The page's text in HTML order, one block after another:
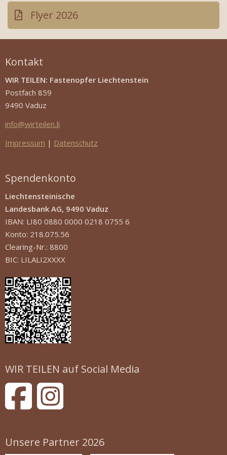
Flyer 2026
Kontakt
WIR TEILEN: Fastenopfer Liechtenstein
Postfach 859
9490 Vaduz
info@wirteilen.li
Impressum | Datenschutz
Spendenkonto
Liechtensteinische
Landesbank AG, 9490 Vaduz
IBAN: LI80 0880 0000 0218 0755 6
Konto: 218.075.56
Clearing-Nr.: 8800
BIC: LILALI2XXXX
WIR TEILEN auf Social Media
Unsere Partner 2026